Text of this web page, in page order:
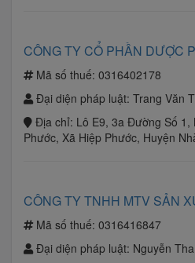
CÔNG TY CỔ PHẦN DƯỢC
Mã số thuế: 0316402178
Đại diện pháp luật: Trang Văn
Địa chỉ: Lô E9, 3a Đường Số 1,
Phước, Xã Hiệp Phước, Huyện
CÔNG TY TNHH MTV SẢN
Mã số thuế: 0316416847
Đại diện pháp luật: Nguyễn